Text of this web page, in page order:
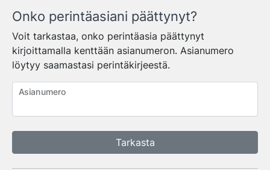
Onko perintäasiani päättynyt?
Voit tarkastaa, onko perintäasia päättynyt
kirjoittamalla kenttään asianumeron. Asianumero
löytyy saamastasi perintäkirjeestä.
Asianumero
Tarkasta